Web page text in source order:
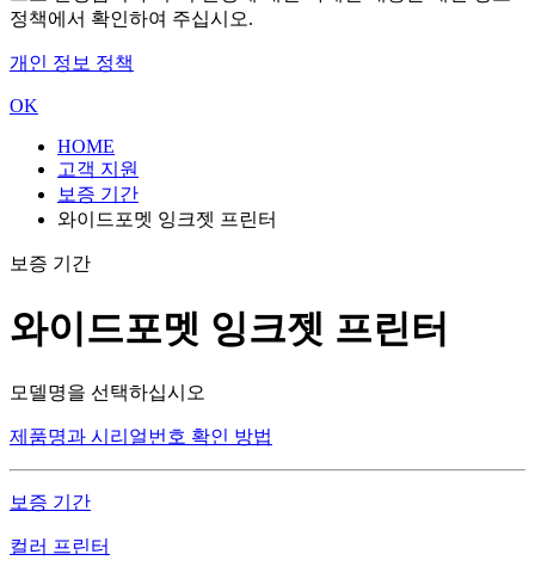
정책에서 확인하여 주십시오.
개인 정보 정책
OK
HOME
고객 지원
보증 기간
와이드포멧 잉크젯 프린터
보증 기간
와이드포멧 잉크젯 프린터
모델명을 선택하십시오
제품명과 시리얼번호 확인 방법
보증 기간
컬러 프린터